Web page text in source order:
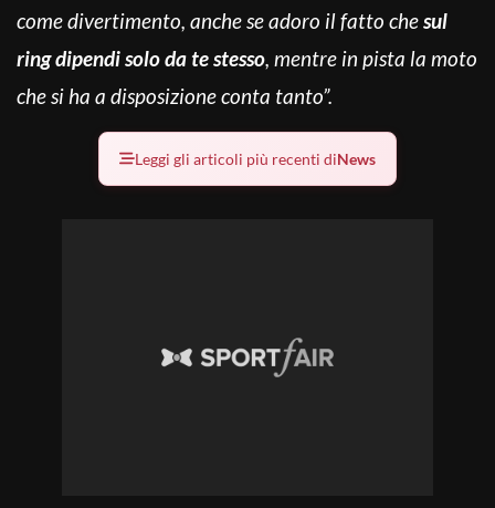
come divertimento, anche se adoro il fatto chesul
ring dipendi solo da te stesso, mentre in pista la moto
che si ha a disposizione conta tanto”.
Leggi gli articoli più recenti diNews